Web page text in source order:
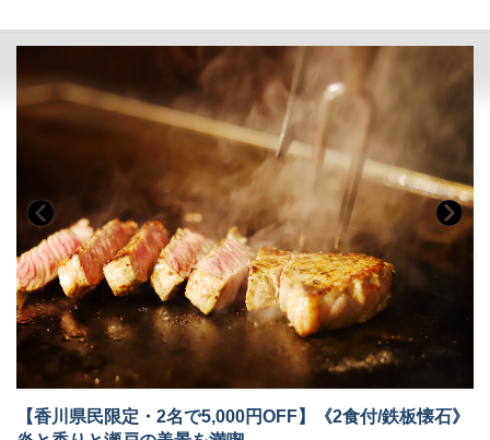
■-オールインクルーシブで愉しむ癒しの空間-■
全館モダンデザインで統一された館内は、
大人の休日を過ごす 「大人の贅沢旅」にぴったり。
ホテル内のドリンクやおつまみなどは、ご宿泊料金に含まれます。
＜高濃度ラジウム温泉＞（6:00～10:00／15:30～24:00）
・「万病の湯」と称される名湯と、
讃岐平野を望む絶景の半露天風呂が魅力。
・湯上がりラウンジ：生ビール＆ドリンク、アイスクリーム
＜ラウンジ＞（7:00～12:00／15:00～24:00）
・メインラウンジ（スカイガーデン併設）：おつまみとドリンク
・スポットラウンジ：讃岐うどんのお夜食（21:00～23:30）
・ロビー＆カフェラウンジ（1F）：コーヒー、紅茶などのお飲み物
＜ザ・ミュージックルーム＞（7:00～12:00／15:00～24:00）
ご利用になられなかった場合の換金や払い戻しはいたしかねます。
またお釣りは出ませんのであらかじめご了承ください。
■-朝のごちそう《和食御膳》-■
炊きたて土鍋ご飯のふわりと広がる甘い香り、
みずみずしい朝採れ野菜、濃厚な牧場直送の牛乳
契約農家や牧場から毎朝届く新鮮食材を使い、
一品一品丁寧に仕上げた、心と体にやさしい朝食です。
・お食事中のドリンク類はフリーです。
・会場 レストラン「ザ・マイルストーン」
・時間 7：00～10：00
■-オールインクルーシブで愉しむ癒しの空間-■
全館モダンデザインで統一された館内は、
大人の休日を過ごす 「大人の贅沢旅」にぴったり。
ホテル内のドリンクやおつまみなどは、ご宿泊料金に含まれます。
【香川県民限定・2名で5,000円OFF】《2食付/鉄板懐石》